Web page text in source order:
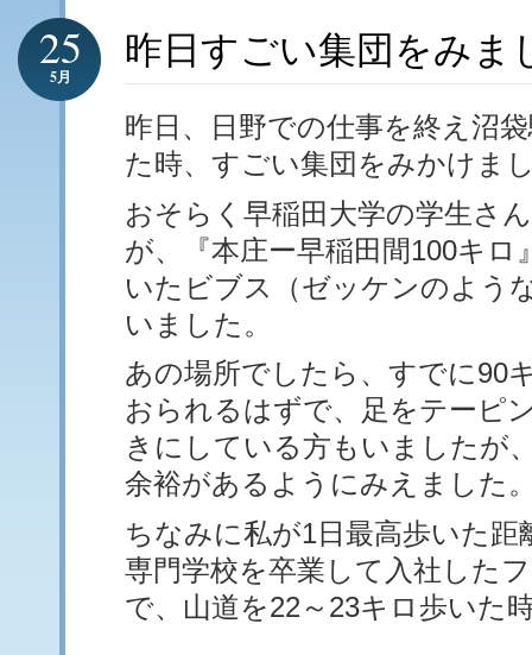
昨日すごい集団をみま
25
5月
昨日、日野での仕事を終え沼
た時、すごい集団をみかけま
おそらく早稲田大学の学生さ
が、『本庄ー早稲田間100キロ
いたビブス（ゼッケンのよう
いました。
あの場所でしたら、すでに90
おられるはずで、足をテーピ
きにしている方もいましたが
余裕があるようにみえました
ちなみに私が1日最高歩いた距
専門学校を卒業して入社した
で、山道を22～23キロ歩いた